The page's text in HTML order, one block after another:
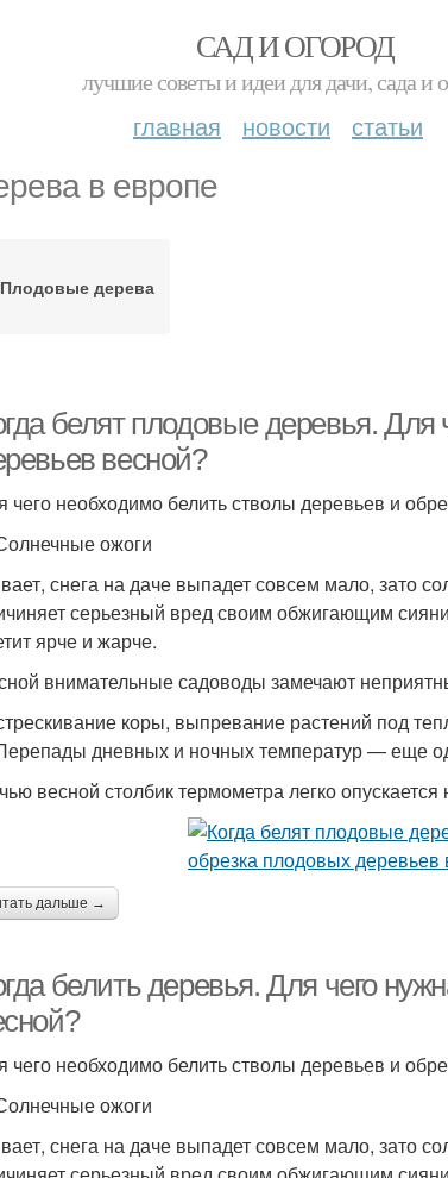
САД И ОГОРОД
лучшие советы и идеи для дачи, сада и
главная новости статьи
в европе
Плодовые дерева
белят плодовые деревья. Для
весной?
чего необходимо белить стволы деревьев и
ожоги
снега на даче выпадет совсем мало, зато
серьезный вред своим обжигающим
ярче и жарче.
внимательные садоводы замечают
коры, выпревание растений под
дневных и ночных температур — еще
весной столбик термометра легко
дальше →
белить деревья. Для чего
чего необходимо белить стволы деревьев и
ожоги
снега на даче выпадет совсем мало, зато